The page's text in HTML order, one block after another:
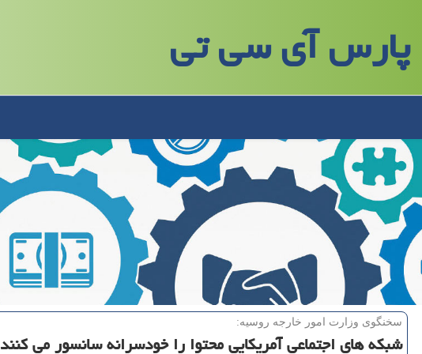
پارس آی سی تی
سخنگوی وزارت امور خارجه روسیه:
شبكه های اجتماعی آمریكایی محتوا را خودسرانه سانسور می كنند